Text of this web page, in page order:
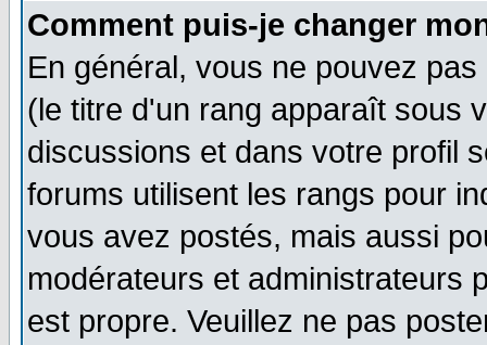
Comment puis-je changer
En général, vous ne pouvez
(le titre d'un rang apparaît sous
discussions et dans votre profil
forums utilisent les rangs pour
vous avez postés, mais aussi
modérateurs et administrateurs
est propre. Veuillez ne pas